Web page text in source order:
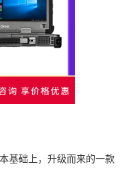
基础上，升级而来的一款